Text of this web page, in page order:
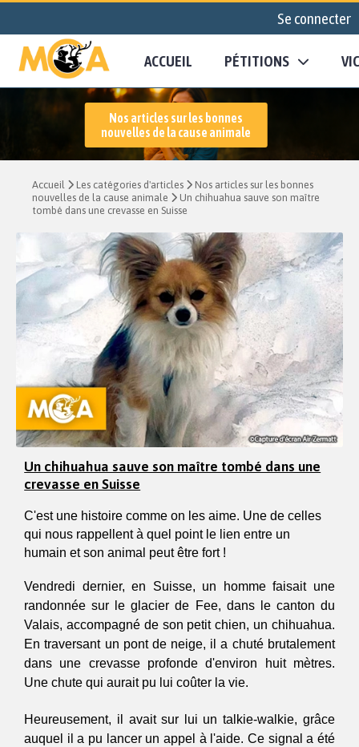
Se connecter
ACCUEIL PÉTITIONS
Nos articles sur les bonnes
nouvelles de la cause animale
Accueil Les catégories d'articles
Nos articles sur les bonnes
nouvelles de la cause animale
Un chihuahua sauve son maître
tombé dans une crevasse en Suisse
Un chihuahua sauve son maître tombé dans une
crevasse en Suisse
C'est une histoire comme on les aime. Une de celles
qui nous rappellent à quel point le lien entre un
humain et son animal peut être fort !
Vendredi dernier, en Suisse, un homme faisait une
randonnée sur le glacier de Fee, dans le canton du
Valais, accompagné de son petit chien, un chihuahua.
En traversant un pont de neige, il a chuté brutalement
dans une crevasse profonde d'environ huit mètres.
Une chute qui aurait pu lui coûter la vie.
Heureusement, il avait sur lui un talkie-walkie, grâce
auquel il a pu lancer un appel à l'aide. Ce signal a été